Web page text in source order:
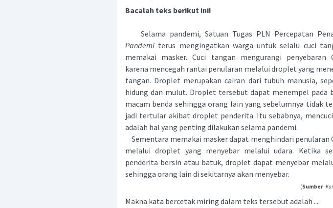
Bacalah teks berikut ini!
Selama pandemi, Satuan Tugas PLN Percepatan
Pandemi terus mengingatkan warga untuk selalu cuci
memakai masker. Cuci tangan mengurangi penyebaran
karena mencegah rantai penularan melalui droplet yang
tangan. Droplet merupakan cairan dari tubuh manusia,
hidung dan mulut. Droplet tersebut dapat menempel pada
macam benda sehingga orang lain yang sebelumnya tidak
jadi tertular akibat droplet penderita. Itu sebabnya,
adalah hal yang penting dilakukan selama pandemi.
Sementara memakai masker dapat menghindari penularan
melalui droplet yang menyebar melalui udara. Ketika
penderita bersin atau batuk, droplet dapat menyebar
sehingga orang lain di sekitarnya akan menyebar.
(Sumber:
Makna kata bercetak miring dalam teks tersebut adalah ....